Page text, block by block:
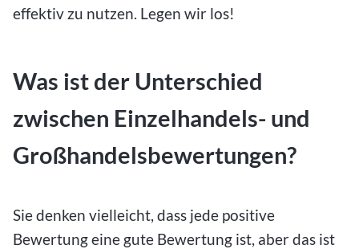
effektiv zu nutzen. Legen wir los!
Was ist der Unterschied
zwischen Einzelhandels- und
Großhandelsbewertungen?
Sie denken vielleicht, dass jede positive
Bewertung eine gute Bewertung ist, aber das ist